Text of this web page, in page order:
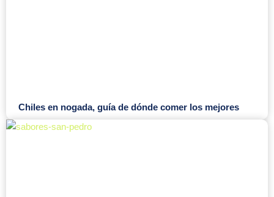
Chiles en nogada, guía de dónde comer los mejores